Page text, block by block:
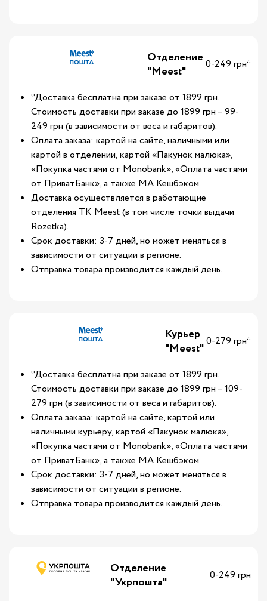
Отделение
"Meest"
0-249 грн*
*Доставка бесплатна при заказе от 1899 грн.
Стоимость доставки при заказе до 1899 грн – 99-
249 грн (в зависимости от веса и габаритов).
Оплата заказа: картой на сайте, наличными или
картой в отделении, картой «Пакунок малюка»,
«Покупка частями от Monobank», «Оплата частями
от ПриватБанк», а также МА Кешбэком.
Доставка осуществляется в работающие
отделения ТК Meest (в том числе точки выдачи
Rozetka).
Срок доставки: 3-7 дней, но может меняться в
зависимости от ситуации в регионе.
Отправка товара производится каждый день.
Курьер
"Meest"0-279 грн*
*Доставка бесплатна при заказе от 1899 грн.
Стоимость доставки при заказе до 1899 грн – 109-
279 грн (в зависимости от веса и габаритов).
Оплата заказа: картой на сайте, картой или
наличными курьеру, картой «Пакунок малюка»,
«Покупка частями от Monobank», «Оплата частями
от ПриватБанк», а также МА Кешбэком.
Срок доставки: 3-7 дней, но может меняться в
зависимости от ситуации в регионе.
Отправка товара производится каждый день.
Отделение
"Укрпошта"
0-249 грн